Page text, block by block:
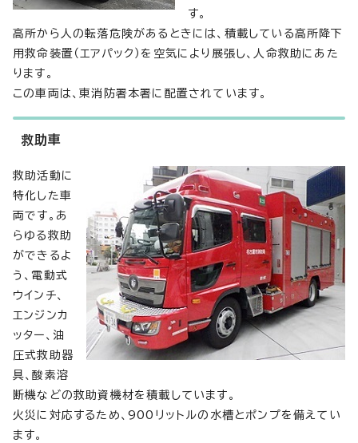
す。
高所から人の転落危険があるときには、積載している高所降下
用救命装置（エアパック）を空気により展張し、人命救助にあた
ります。
この車両は、東消防署本署に配置されています。
救助車
救助活動に
特化した車
両です。あ
らゆる救助
ができるよ
う、電動式
ウインチ、
エンジンカ
ッター、油
圧式救助器
具、酸素溶
断機などの救助資機材を積載しています。
火災に対応するため、900リットルの水槽とポンプを備えてい
ます。